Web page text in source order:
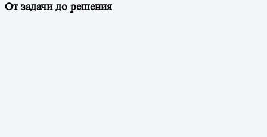
От задачи до решения